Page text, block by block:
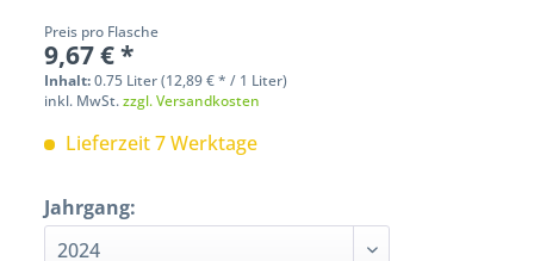
Preis pro Flasche
9,67 € *
Inhalt:0.75 Liter (12,89 € * / 1 Liter)
inkl. MwSt.zzgl. Versandkosten
Lieferzeit 7 Werktage
Jahrgang: